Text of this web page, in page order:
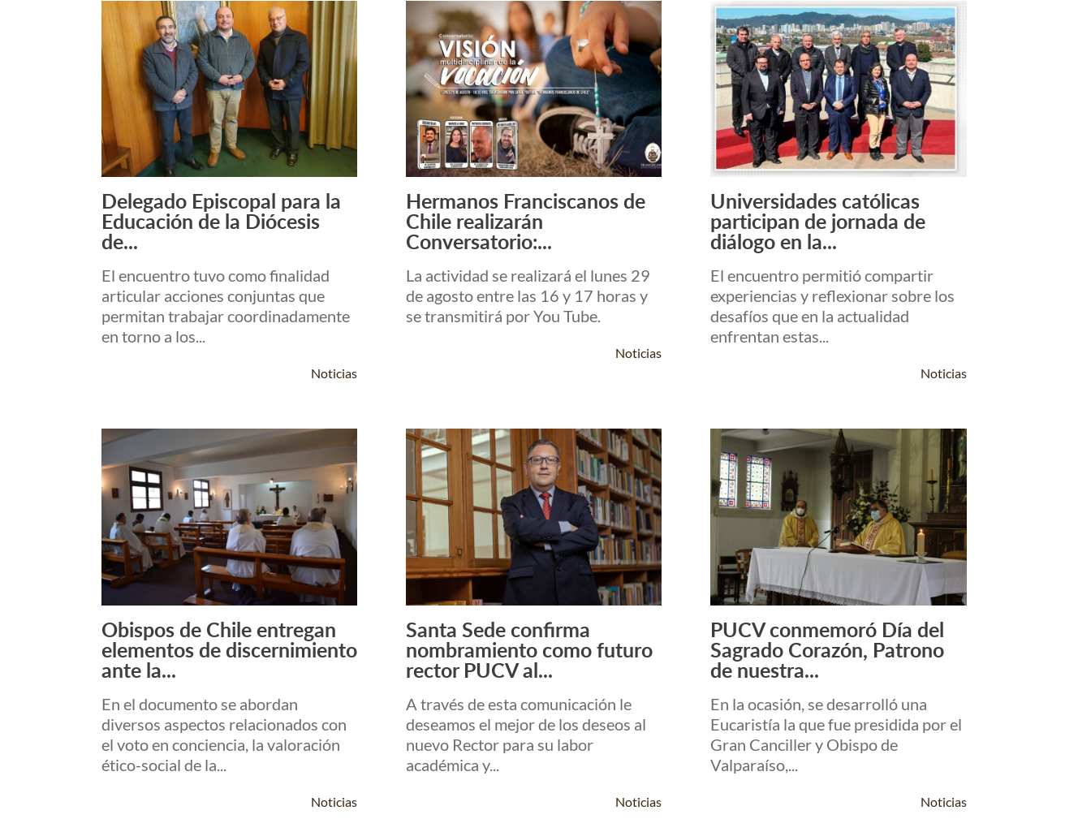
Leer Más +
Delegado Episcopal para la
Educación de la Diócesis
de...
El encuentro tuvo como finalidad
articular acciones conjuntas que
permitan trabajar coordinadamente
en torno a los...
Noticias
Leer Más +
Hermanos Franciscanos de
Chile realizarán
Conversatorio:...
La actividad se realizará el lunes 29
de agosto entre las 16 y 17 horas y
se transmitirá por You Tube.
Noticias
Leer Más +
Universidades católicas
participan de jornada de
diálogo en la...
El encuentro permitió compartir
experiencias y reflexionar sobre los
desafíos que en la actualidad
enfrentan estas...
Noticias
Leer Más +
Obispos de Chile entregan
elementos de discernimiento
ante la...
En el documento se abordan
diversos aspectos relacionados con
el voto en conciencia, la valoración
ético-social de la...
Noticias
Leer Más +
Santa Sede confirma
nombramiento como futuro
rector PUCV al...
A través de esta comunicación le
deseamos el mejor de los deseos al
nuevo Rector para su labor
académica y...
Noticias
Leer Más +
PUCV conmemoró Día del
Sagrado Corazón, Patrono
de nuestra...
En la ocasión, se desarrolló una
Eucaristía la que fue presidida por el
Gran Canciller y Obispo de
Valparaíso,...
Noticias